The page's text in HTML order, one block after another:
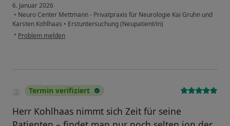
6. Januar 2026
• Neuro Center Mettmann - Privatpraxis für Neurologie Kai Gruhn und
Karsten Kohlhaas • Erstuntersuchung (Neupatient/in)
• Problem melden
Termin verifiziert
Herr Kohlhaas nimmt sich Zeit für seine